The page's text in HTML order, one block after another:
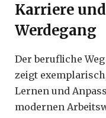
Karriere
Werdegang
Der berufliche
zeigt
Lernen und
modernen